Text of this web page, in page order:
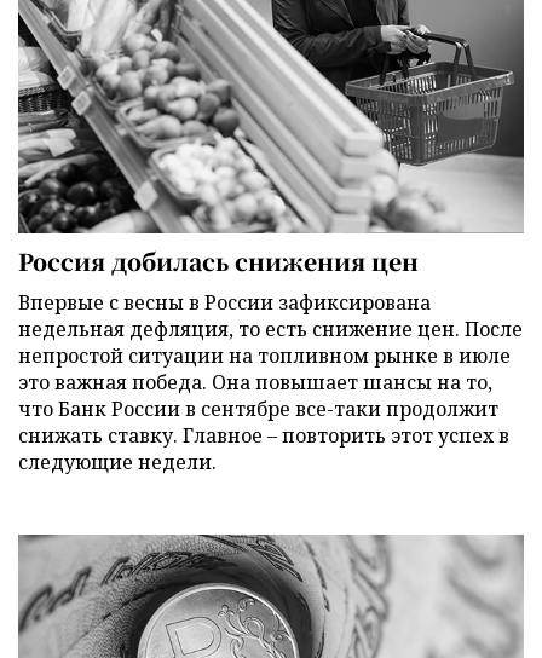
Россия добилась снижения цен
Впервые с весны в России зафиксирована
недельная дефляция, то есть снижение цен. После
непростой ситуации на топливном рынке в июле
это важная победа. Она повышает шансы на то,
что Банк России в сентябре все-таки продолжит
снижать ставку. Главное – повторить этот успех в
следующие недели.